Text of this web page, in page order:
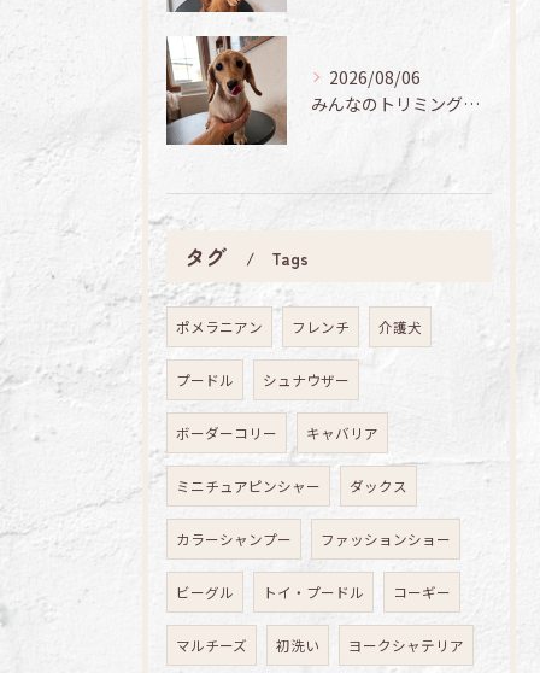
2026/08/06
みんなのトリミング日記🌟
タグ Tags
ポメラニアン フレンチ 介護犬
プードル シュナウザー
ボーダーコリー キャバリア
ミニチュアピンシャー ダックス
カラーシャンプー ファッションショー
ビーグル トイ・プードル コーギー
マルチーズ 初洗い ヨークシャテリア